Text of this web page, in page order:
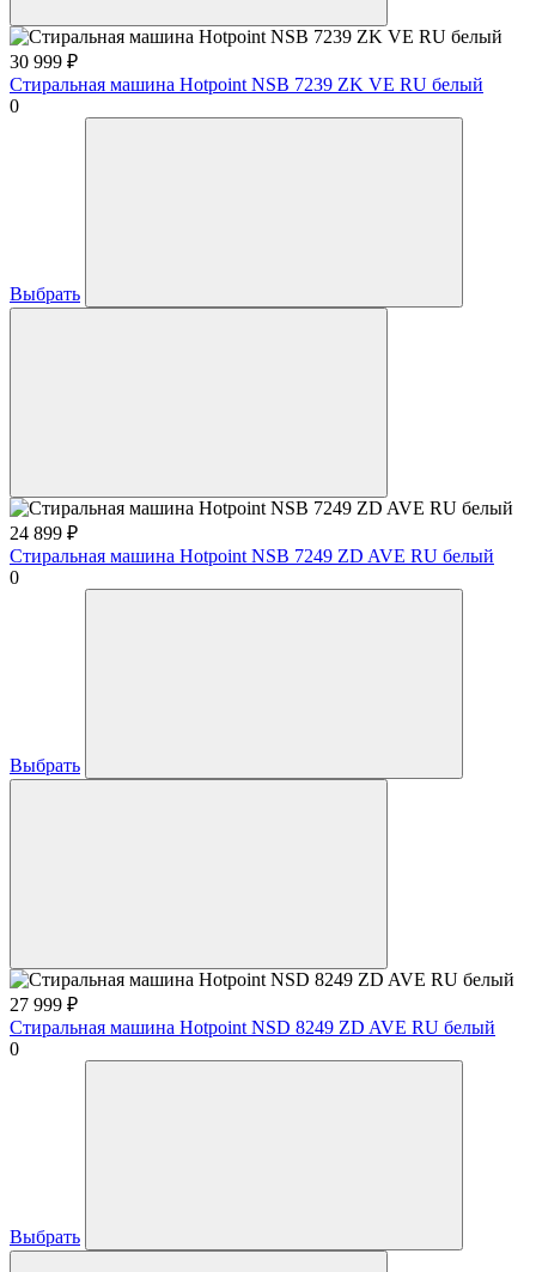
30 999 ₽
Стиральная машина Hotpoint NSB 7239 ZK VE RU белый
0
Выбрать
24 899 ₽
Стиральная машина Hotpoint NSB 7249 ZD AVE RU белый
0
Выбрать
27 999 ₽
Стиральная машина Hotpoint NSD 8249 ZD AVE RU белый
0
Выбрать